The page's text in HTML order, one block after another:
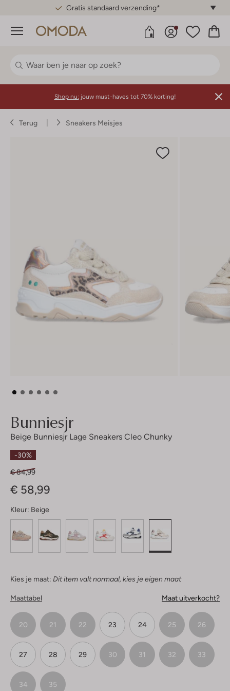
Gratis standaard verzending*
Menu
Shop nu: jouw must-haves tot 70% korting!
Terug Sneakers Meisjes
Bunniesjr
Beige Bunniesjr Lage Sneakers Cleo Chunky
-30%
€ 84,99
€ 58,99
Kleur: Beige
Kies je maat: Dit item valt normaal, kies je eigen maat
Maattabel Maat uitverkocht?
20 21 22 23 24 25 26
27 28 29 30 31 32 33
34 35